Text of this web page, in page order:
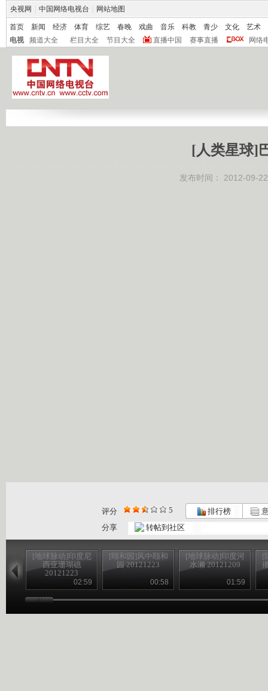
央视网 中国网络电视台 网站地图
首页 新闻 经济 体育 综艺 春晚 戏曲 音乐 科教 青少 文化
艺术
电视
频道大全 栏目大全 节目大全 直播中国 赛事直播 网络
[人类星球]
发布时间： 2012-09-
评分 5 排行榜
分享
转帖到社区
[地球脉动]印度尼
西亚珊瑚礁
20121223
02:59
[颐和园]风中颐和
园 20121223
00:58
[地球脉动]印度河
水濑 20121209
01:59
[